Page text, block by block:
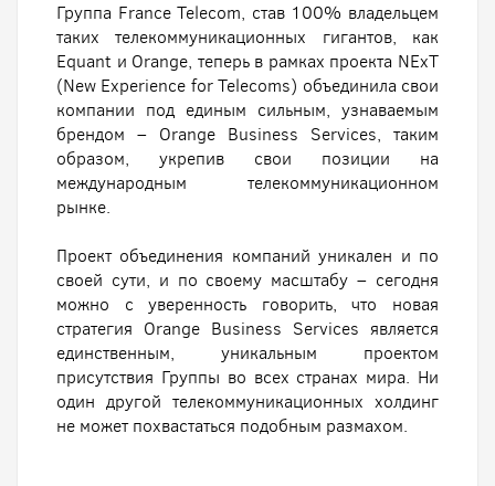
Группа France Telecom, став 100% владельцем
таких телекоммуникационных гигантов, как
Equant и Orange, теперь в рамках проекта NExT
(New Experience for Telecoms) объединила свои
компании под единым сильным, узнаваемым
брендом – Orange Business Services, таким
образом, укрепив свои позиции на
международным телекоммуникационном
рынке.
Проект объединения компаний уникален и по
своей сути, и по своему масштабу – сегодня
можно с уверенность говорить, что новая
стратегия Orange Business Services является
единственным, уникальным проектом
присутствия Группы во всех странах мира. Ни
один другой телекоммуникационных холдинг
не может похвастаться подобным размахом.